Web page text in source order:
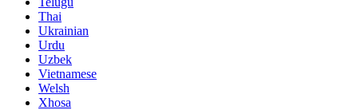
Thai
Ukrainian
Urdu
Uzbek
Vietnamese
Welsh
Xhosa